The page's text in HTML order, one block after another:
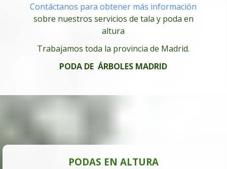
Contáctanos para obtener más información
sobre nuestros servicios de tala y poda en
altura
Trabajamos toda la provincia de Madrid.
PODA DE ÁRBOLES MADRID
PODAS EN ALTURA